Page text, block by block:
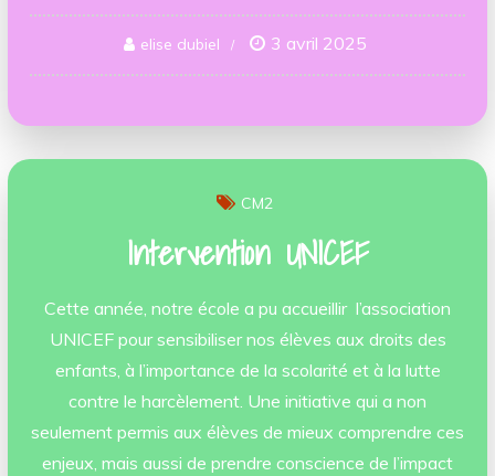
elise dubiel 3 avril 2025
CM2
Intervention UNICEF
Cette année, notre école a pu accueillir l’association
UNICEF pour sensibiliser nos élèves aux droits des
enfants, à l’importance de la scolarité et à la lutte
contre le harcèlement. Une initiative qui a non
seulement permis aux élèves de mieux comprendre ces
enjeux, mais aussi de prendre conscience de l’impact